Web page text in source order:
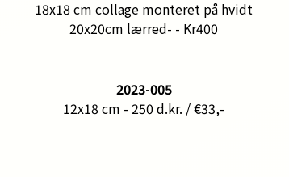
18x18 cm collage monteret på hvidt
20x20cm lærred- - Kr400
2023-005
12x18 cm - 250 d.kr. / €33,-